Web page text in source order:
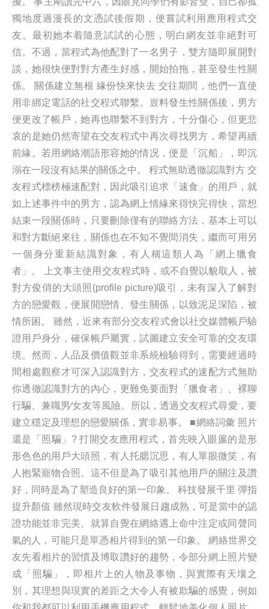
獨地度過漫長的文憑試後假期，便嘗試利用應用程式交
友。最初她本着隨意試試的心態，明白網友並非絕對可
信。不過，當程式為他配對了一名男子，雙方隨即展開對
談，她很快便對對方產生好感，開始拍拖，甚至發生性關
係。 關係建立無根 緣份快來快去 交往期間，他們一直使
用非綁定電話的社交程式聯繫。豈料發生性關係後，男方
便更改了帳戶，她再也聯繫不到對方，十分傷心，但更悲
哀的是她仍然寄望在交友程式中再次尋找男方，希望再續
前緣。若用網絡潮語形容她的情况，便是「沉船」，即沉
溺在一段沒有結果的關係之中。 程式無助透徹認識對方 交
友程式標榜極速配對，因此吸引追求「速食」的用戶，就
如上述事件中的男方，認為網上情緣來得快完得快，當想
結束一段關係時，只要刪除僅有的聯絡方法，基本上可以
和對方斷絕來往，關係也在不知不覺間消失，繼而可用另
一個身分重新結識對象，有人稱這類人為「網上獵食
者」。 上文事主使用交友程式時，或不自覺以貌取人，被
對方俊俏的大頭照(profile picture)吸引，未有深入了解對
方的戀愛觀，便展開戀情、發生關係，以致泥足深陷，被
情所困。 雖然，近來有部分交友程式會以社交媒體帳戶驗
證用戶身分，確保帳戶屬實，試圖建立安全可靠的交友環
境。然而，人品及價值觀並非系統檢驗得到，需要經過時
間相處觀察才可深入認識對方，交友程式的速配方式無助
你透徹認識對方的內心，更難免要面對「獵食者」、裸聊
行騙、兼職男∕女友等風險。所以，透過交友程式尋愛，要
建立穩定及理想的戀愛關係，實非易事。 ■網絡詞彙 照片
還是「照騙」? 打開交友應用程式，首先映入眼簾的是形
形色色的用戶大頭照，有人托腮沉思，有人單眼微笑，有
人抱緊寵物合照。這不但是為了吸引其他用戶的關注及讚
好，同時是為了塑造良好的第一印象。 科技發展千里 彈指
提升顏值 雖然現時交友軟件發展日趨成熟，可是當中的認
證功能並非完美。就算自覺在網絡遇上命中注定或同聲同
氣的人，可能只是單憑相片得到的第一印象。 網絡世界交
友先看相片的習慣及博取讚好的趨勢，令部分網上照片變
成「照騙」，即相片上的人物及事物，與實際有天壤之
別，其理想與現實的差距之大令人有被欺騙的感覺，例如